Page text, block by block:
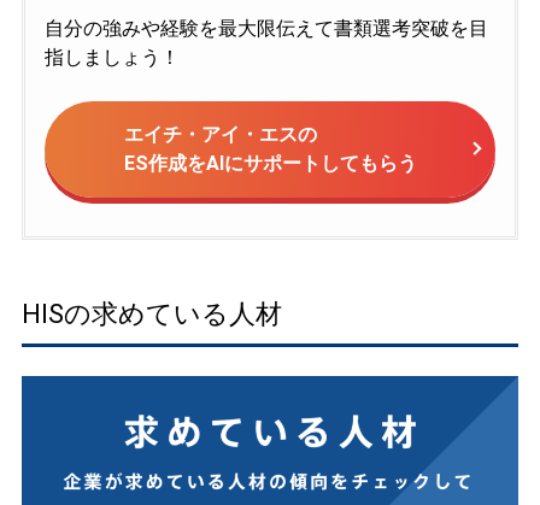
自分の強みや経験を最大限伝えて書類選考突破を目
指しましょう！
エイチ・アイ・エスの
ES作成をAIにサポートしてもらう
HISの求めている人材